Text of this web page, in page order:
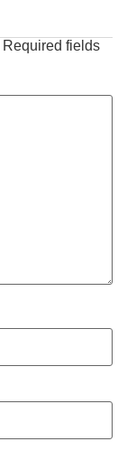
Required fields